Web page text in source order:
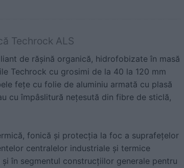
Techrock ALS
de răşină organică, hidrofobizate în masă
Techrock cu grosimi de la 40 la 120 mm
feţe cu folie de aluminiu armată cu plasă
cu împâslitură neţesută din fibre de sticlă,
fonică şi protecţia la foc a suprafeţelor
centralelor industriale şi termice
în segmentul construcţiilor generale pentru